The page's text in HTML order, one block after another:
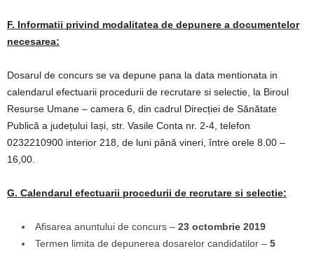
F. Informatii privind modalitatea de depunere a documentelor
necesarea:
Dosarul de concurs se va depune pana la data mentionata in
calendarul efectuarii procedurii de recrutare si selectie, la Biroul
Resurse Umane – camera 6, din cadrul Direcției de Sănătate
Publică a județului Iași, str. Vasile Conta nr. 2-4, telefon
0232210900 interior 218, de luni până vineri, între orele 8.00 –
16,00.
G. Calendarul efectuarii procedurii de recrutare si selectie:
Afisarea anuntului de concurs – 23 octombrie 2019
Termen limita de depunerea dosarelor candidatilor – 5